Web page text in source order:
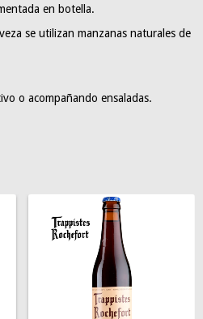
en botella.
se utilizan manzanas naturales de
o acompañando ensaladas.